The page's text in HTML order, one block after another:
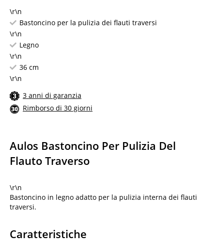
\r\n
Bastoncino per la pulizia dei flauti traversi
\r\n
Legno
\r\n
36 cm
\r\n
3 anni di garanzia
Rimborso di 30 giorni
Aulos Bastoncino Per Pulizia Del
Flauto Traverso
\r\n
Bastoncino in legno adatto per la pulizia interna dei flauti
traversi.
Caratteristiche